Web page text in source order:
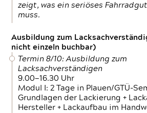
zeigt, was ein seriöses
muss.
Ausbildung zum
nicht einzeln buchbar)
Termin 8/10: Ausbildung zum
Lacksachverständigen
9.00—16.30 Uhr
Modul I: 2 Tage in Plauen/GTÜ-
Grundlagen der Lackierung +
Hersteller + Lackaufbau im